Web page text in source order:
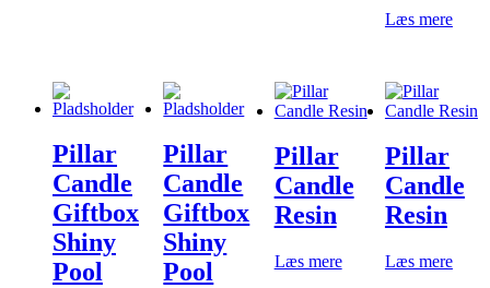
Læs mere
Pillar
Candle
Giftbox
Shiny
Pool
Pillar
Candle
Giftbox
Shiny
Pool
Pillar
Candle
Resin
Læs mere
Pillar
Candle
Resin
Læs mere